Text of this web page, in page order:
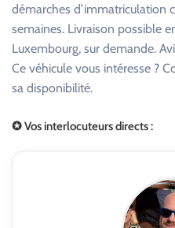
démarches d’immatriculation
semaines. Livraison possible
Luxembourg, sur demande.
Ce véhicule vous intéresse ?
sa disponibilité.
✪ Vos interlocuteurs directs :